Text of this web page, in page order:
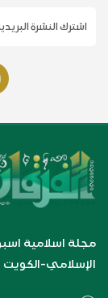
مجلة اسلامية
الإسلامي-الكويت